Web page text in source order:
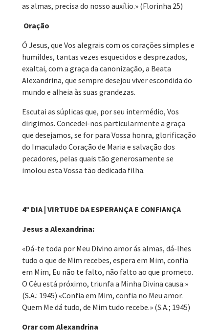
as almas, precisa do nosso auxílio.» (Florinha 25)
Oração
Ó Jesus, que Vos alegrais com os corações simples e
humildes, tantas vezes esquecidos e desprezados,
exaltai, com a graça da canonização, a Beata
Alexandrina, que sempre desejou viver escondida do
mundo e alheia às suas grandezas.
Escutai as súplicas que, por seu intermédio, Vos
dirigimos. Concedei-nos particularmente a graça
que desejamos, se for para Vossa honra, glorificação
do Imaculado Coração de Maria e salvação dos
pecadores, pelas quais tão generosamente se
imolou esta Vossa tão dedicada filha.
4º DIA | VIRTUDE DA ESPERANÇA E CONFIANÇA
Jesus a Alexandrina:
«Dá-te toda por Meu Divino amor ás almas, dá-lhes
tudo o que de Mim recebes, espera em Mim, confia
em Mim, Eu não te falto, não falto ao que prometo.
O Céu está próximo, triunfa a Minha Divina causa.»
(S.A.: 1945) «Confia em Mim, confia no Meu amor.
Quem Me dá tudo, de Mim tudo recebe.» (S.A.; 1945)
Orar com Alexandrina